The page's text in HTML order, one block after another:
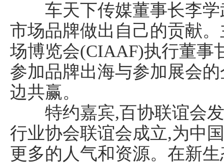
车天下传媒董事长李学
市场品牌做出自己的贡献
场博览会(CIAAF)执行董事
参加品牌出海与参加展会
边共赢。
特约嘉宾,百协联谊会发
行业协会联谊会成立,为中
更多的人气和资源。在新